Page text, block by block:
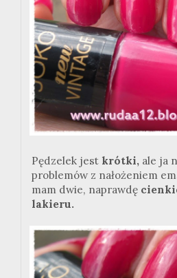
Pędzelek jest krótki, ale ja
problemów z nałożeniem
mam dwie, naprawdę
lakieru.